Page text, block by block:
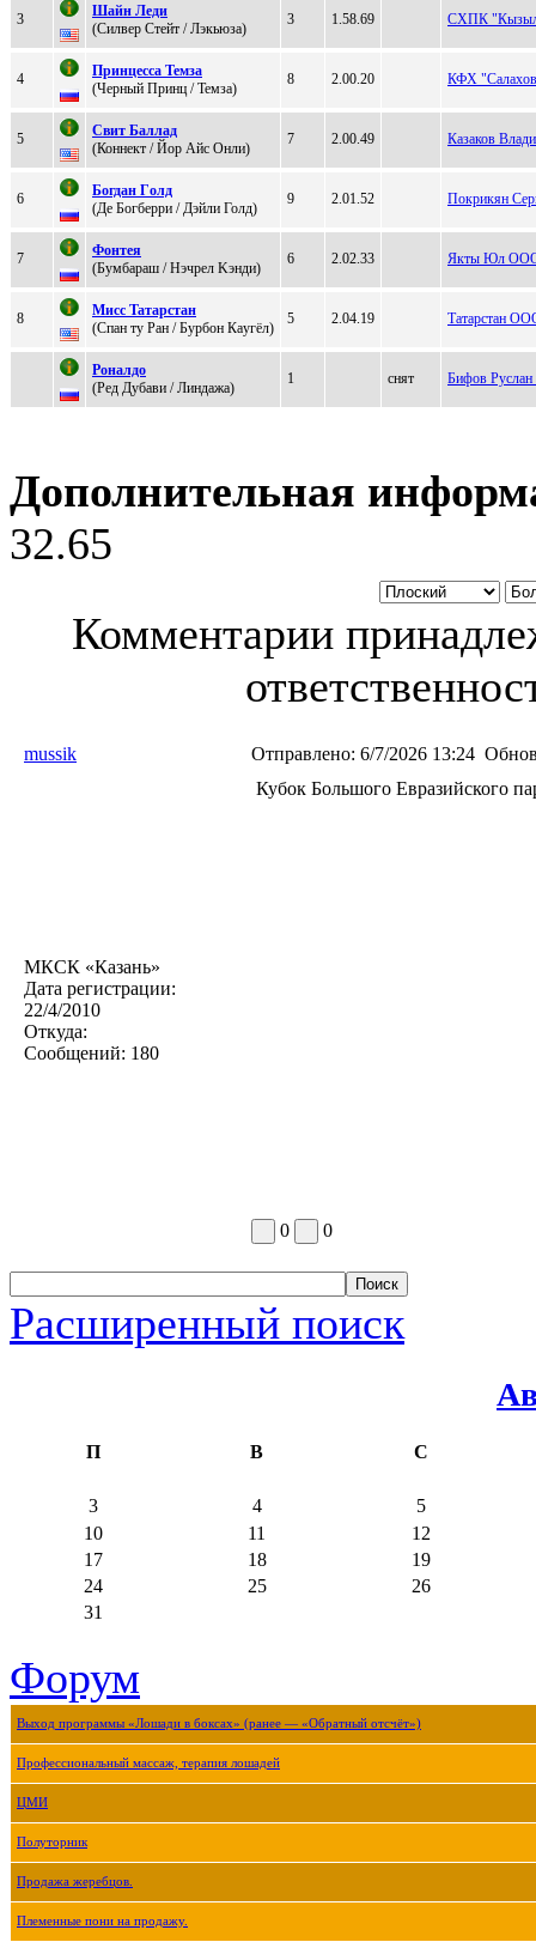
3
Шайн Леди
(Cилвep Cтeйт / Лэкьюзa)
3 1.58.69 СХПК
4
Пpинцeсса Teмза
(Чеpный Пpинц / Teмза)
8 2.00.20 КФХ
5
Свит Бaллaд
(Коннeкт / Йоp Айc Oнли)
7 2.00.49 Казаков
6
Бoгдaн Гoлд
(Де Бoгбеppи / Дэйли Голд)
9 2.01.52 Покрикян
7
Фoнтeя
(Бумбaрaш / Hэчрeл Kэнди)
6 2.02.33 Якты Юл
8
Mисс Taтaрстaн
(Cпан ту Pан / Бурбон Кaугёл)
5 2.04.19 Татарстан
Роналдо
(Рeд Дубaви / Линдaжa)
1 снят Бифов
Дополнительная
32.65
Комментарии
mussik Отправлено: 6/7/2026 13:24
МКСК «Казань»
Дата регистрации:
22/4/2010
Откуда:
Сообщений: 180
Кубок Большого Евразийского
0 0
Расширенный поиск
П В С
3 4
5
10
11
12
17
18
19
24
25
26
31
Форум
Выход программы «Лошади в боксах» (ранее — «Обратный отсчёт»)
Профессиональный массаж, терапия лошадей
ЦМИ
Полуторник
Продажа жеребцов.
Племенные пони на продажу.